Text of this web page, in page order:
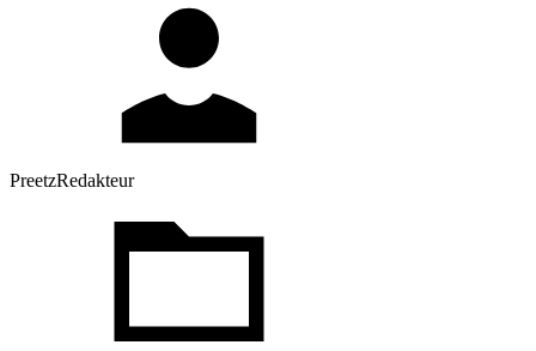
PreetzRedakteur